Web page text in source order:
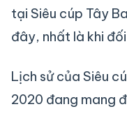
tại Siêu cúp Tây
đây, nhất là khi
Lịch sử của Siêu
2020 đang mang